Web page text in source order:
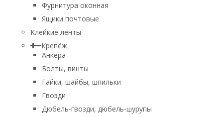
Фурнитура оконная
Ящики почтовые
Клейкие ленты
Крепёж
Анкера
Болты, винты
Гайки, шайбы, шпильки
Гвозди
Дюбель-гвозди, дюбель-шурупы